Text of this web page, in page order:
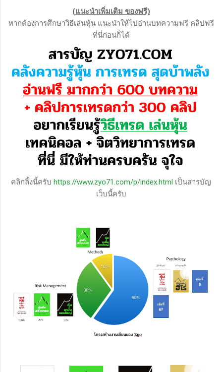
(แนะนำเพิ่มเติม ของฟรี)
หากต้องการศึกษาวิธีเล่นหุ้น แนะนำให้ไปอ่านบทความฟรี คลิปฟรี
ที่นี่ก่อนก็ได้
คลิกลิ้งนี้ครับ https://www.zyo71.com/p/index.html เป็นสารบัญ
เว็บนี้ครับ